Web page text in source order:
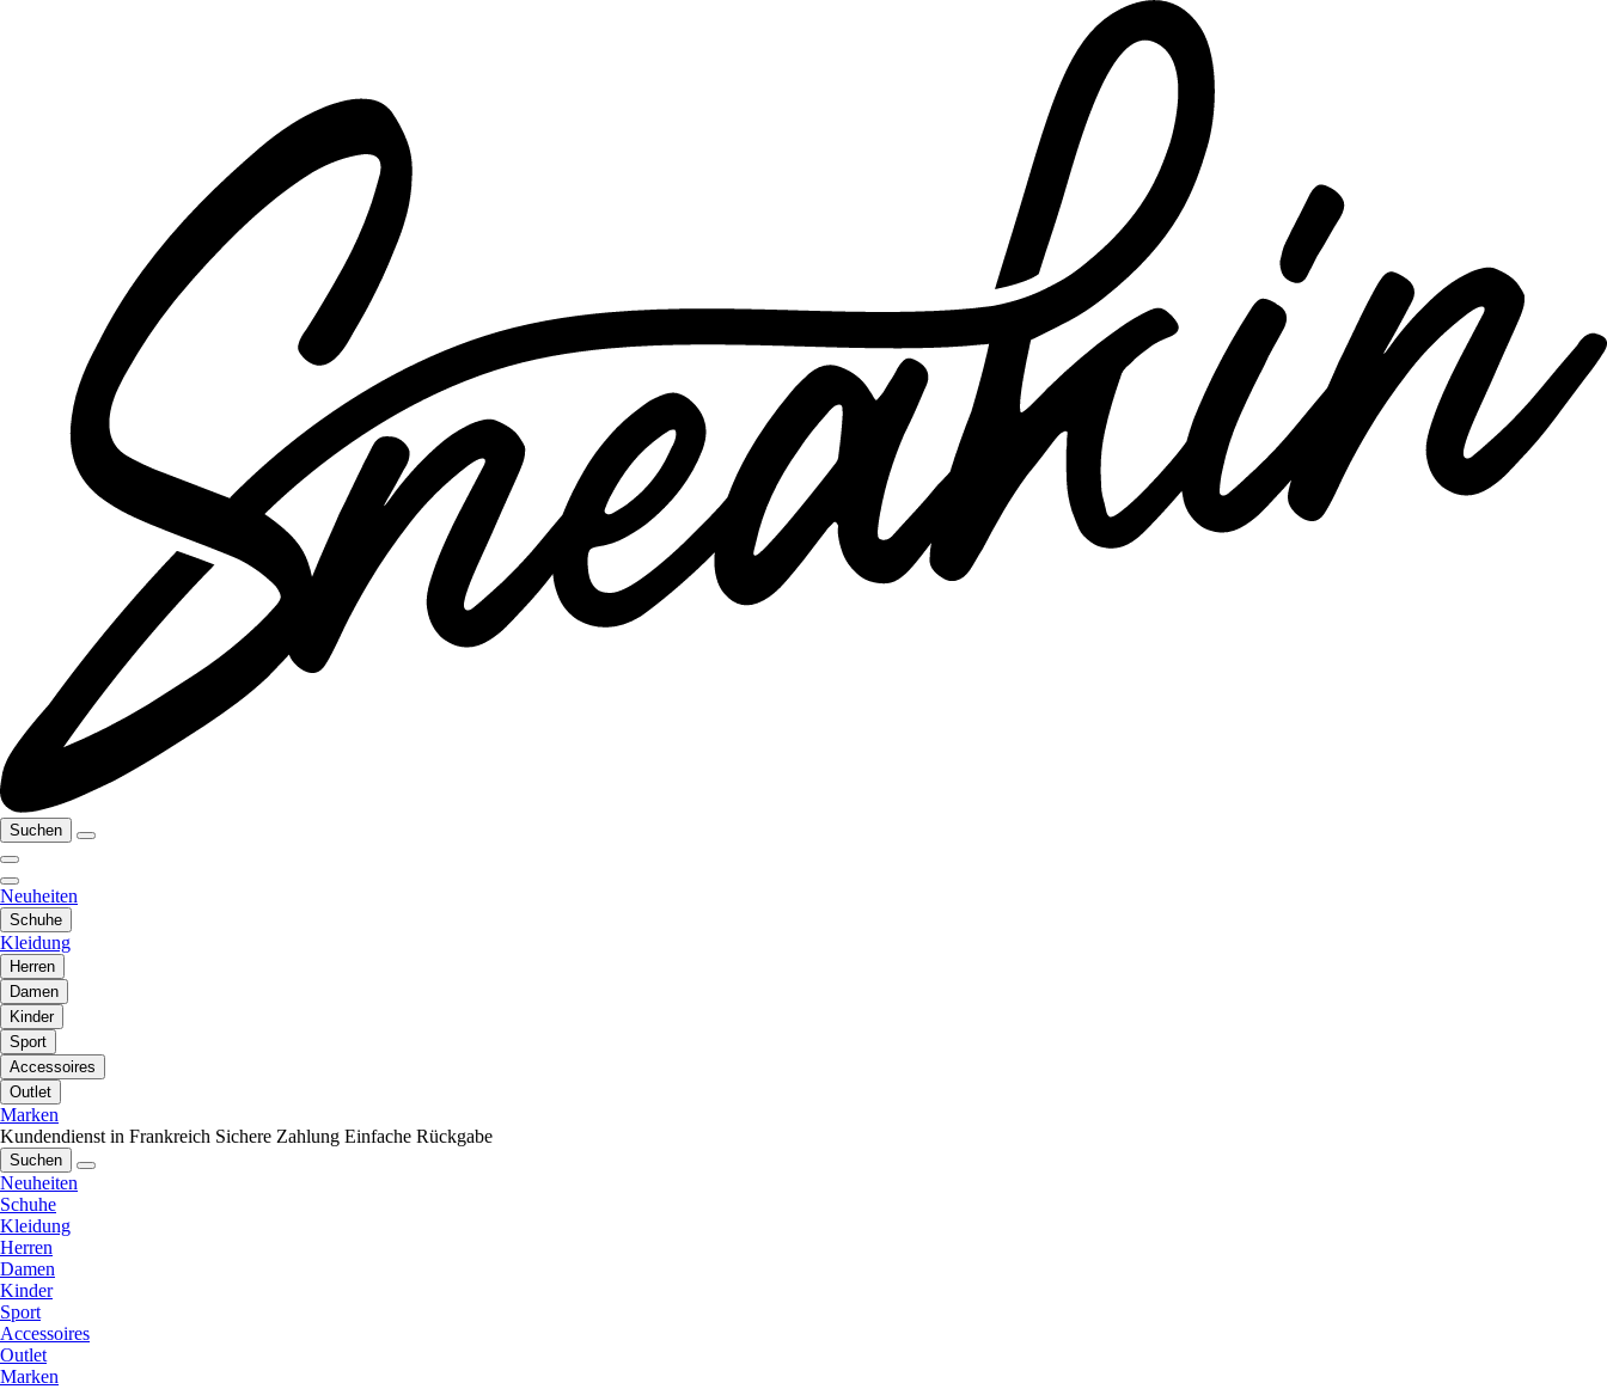
Suchen
Neuheiten
Schuhe
Kleidung
Herren
Damen
Kinder
Sport
Accessoires
Outlet
Marken
Kundendienst in Frankreich Sichere Zahlung Einfache Rückgabe
Suchen
Neuheiten
Schuhe
Kleidung
Herren
Damen
Kinder
Sport
Accessoires
Outlet
Marken